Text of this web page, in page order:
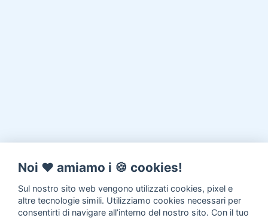
Noi ♥️ amiamo i 🍪 cookies!
Sul nostro sito web vengono utilizzati cookies, pixel e
altre tecnologie simili. Utilizziamo cookies necessari per
consentirti di navigare all’interno del nostro sito. Con il tuo